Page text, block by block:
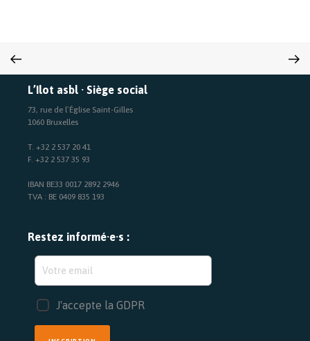
L’Ilot asbl · Siège social
73, rue de l’Église Saint-Gilles
1060 Bruxelles
T. +32 2 537 20 41
F. +32 2 537 35 93
IBAN BE33 0017 2892 2946
TVA : BE 0409 835 193
Restez informé·e·s :
J'accepte la GDPR